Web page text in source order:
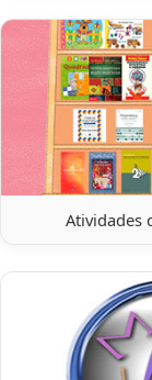
Atividades